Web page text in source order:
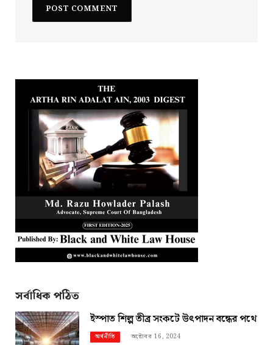
সর্বাধিক পঠিত
ইস্পাত শিল্প তীব্র সংকটে উৎপাদন বন্ধের পথে
অর্থনীতি অক্টোবর 16, 2024